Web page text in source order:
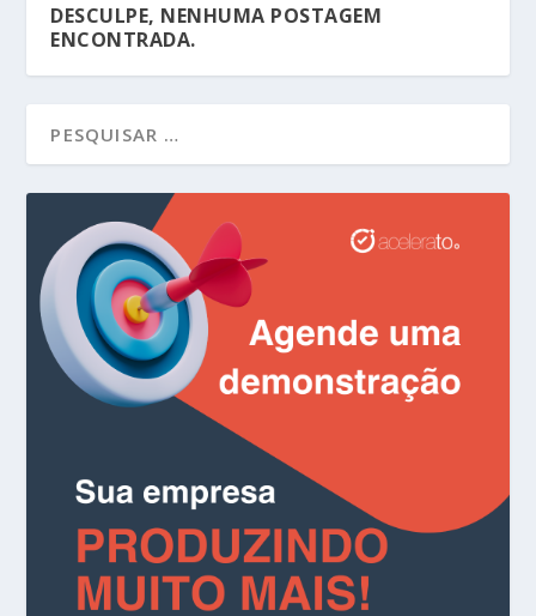
DESCULPE, NENHUMA POSTAGEM
ENCONTRADA.